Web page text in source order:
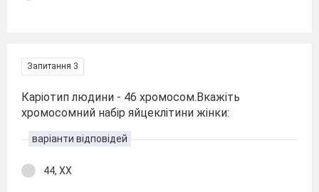
Запитання 3
Каріотип людини - 46 хромосом.Вкажіть
хромосомний набір яйцеклітини жінки:
варіанти відповідей
44, ХХ